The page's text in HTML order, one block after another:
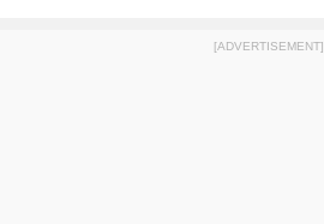
[ADVERTISEMENT]